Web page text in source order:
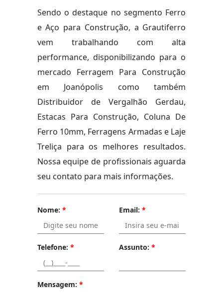
Sendo o destaque no segmento Ferro
e Aço para Construção, a Grautiferro
vem trabalhando com alta
performance, disponibilizando para o
mercado Ferragem Para Construção
em Joanópolis como também
Distribuidor de Vergalhão Gerdau,
Estacas Para Construção, Coluna De
Ferro 10mm, Ferragens Armadas e Laje
Treliça para os melhores resultados.
Nossa equipe de profissionais aguarda
seu contato para mais informações.
Nome: * Email: *
Telefone: * Assunto: *
Mensagem: *